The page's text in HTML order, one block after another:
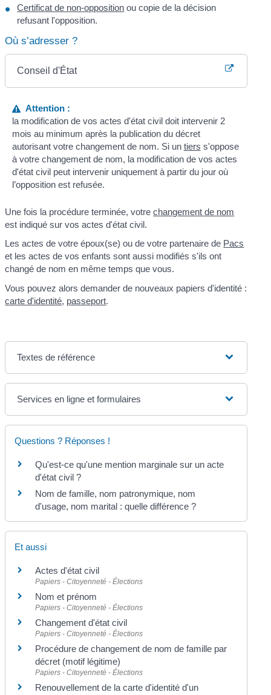
Certificat de non-opposition ou copie de la décision
refusant l'opposition.
Où s’adresser ?
Conseil d'État
Attention :
la modification de vos actes d'état civil doit intervenir 2
mois au minimum après la publication du décret
autorisant votre changement de nom. Si un tiers s'oppose
à votre changement de nom, la modification de vos actes
d'état civil peut intervenir uniquement à partir du jour où
l’opposition est refusée.
Une fois la procédure terminée, votrechangement de nom
est indiqué sur vos actes d'état civil.
Les actes de votre époux(se) ou de votre partenaire de Pacs
et les actes de vos enfants sont aussi modifiés s'ils ont
changé de nom en même temps que vous.
Vous pouvez alors demander de nouveaux papiers d'identité :
carte d'identité, passeport.
Textes de référence
Services en ligne et formulaires
Questions ? Réponses !
Qu'est-ce qu'une mention marginale sur un acte
d'état civil ?
Nom de famille, nom patronymique, nom
d'usage, nom marital : quelle différence ?
Et aussi
Actes d'état civil
Papiers - Citoyenneté - Élections
Nom et prénom
Papiers - Citoyenneté - Élections
Changement d'état civil
Papiers - Citoyenneté - Élections
Procédure de changement de nom de famille par
décret (motif légitime)
Papiers - Citoyenneté - Élections
Renouvellement de la carte d'identité d'un